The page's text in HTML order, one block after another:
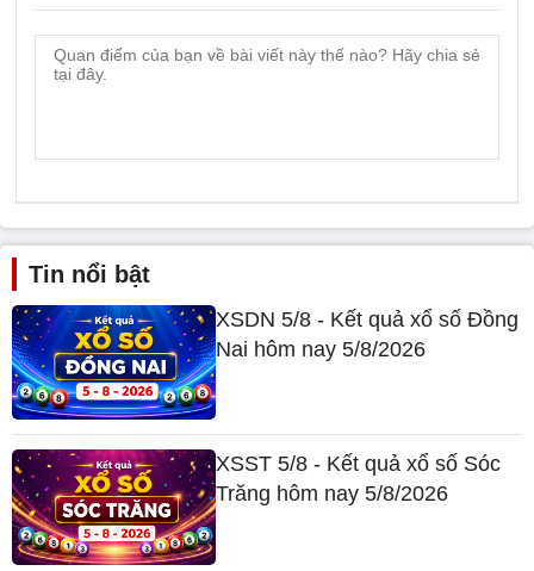
Tin nổi bật
XSDN 5/8 - Kết quả xổ số Đồng
Nai hôm nay 5/8/2026
XSST 5/8 - Kết quả xổ số Sóc
Trăng hôm nay 5/8/2026